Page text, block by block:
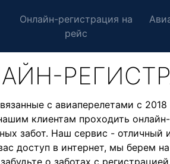
Онлайн-регистрация на
рейс
с авиаперелетами с
клиентам проходить
забот. Наш сервис -
доступ в интернет, мы берем
о заботах с